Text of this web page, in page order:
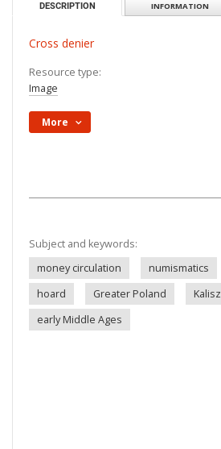
DESCRIPTION INFORMATION
Cross denier
Resource type:
Image
More
Subject and keywords:
money circulation
numismatics
hoard
Greater Poland Kalisz
early Middle Ages